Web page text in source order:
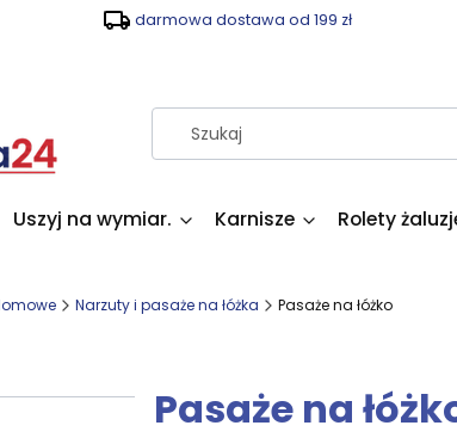
darmowa dostawa od 199 zł
Uszyj na wymiar. Karnisze Rolety
Narzuty i pasaże na łóżka Pasaże na łóżko
Pasaże na